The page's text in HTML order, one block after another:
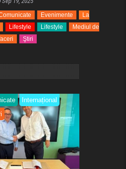
Evenimente
La
Lifestyle Lifestyle
Mediul de
Ştiri
Internațional